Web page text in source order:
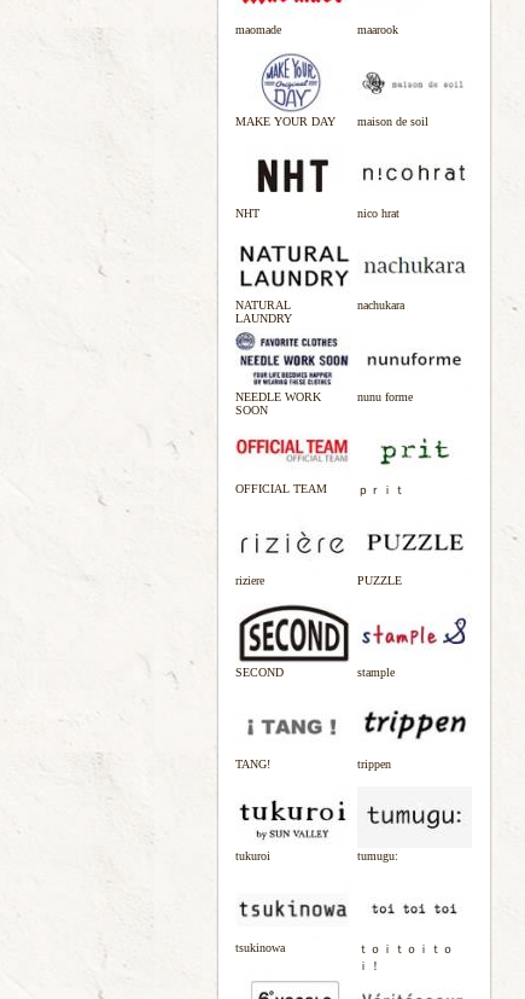
maomade maarook
MAKE YOUR DAY maison de soil
NHT nico hrat
NATURAL
LAUNDRY
nachukara
NEEDLE WORK
SOON
nunu forme
OFFICIAL TEAM ｐｒｉｔ
riziere PUZZLE
SECOND stample
TANG! trippen
tukuroi tumugu:
tsukinowa
ｔｏｉｔｏｉｔｏ
ｉ！